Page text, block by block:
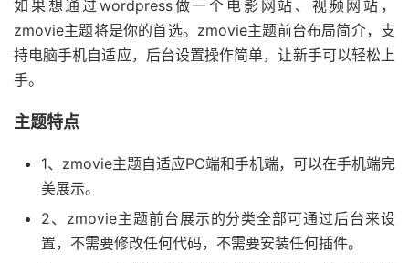
如果想通过wordpress做一个电影网站、视频网站，
zmovie主题将是你的首选。zmovie主题前台布局简介，支
持电脑手机自适应，后台设置操作简单，让新手可以轻松上
手。
主题特点
1、zmovie主题自适应PC端和手机端，可以在手机端完
美展示。
2、zmovie主题前台展示的分类全部可通过后台来设
置，不需要修改任何代码，不需要安装任何插件。